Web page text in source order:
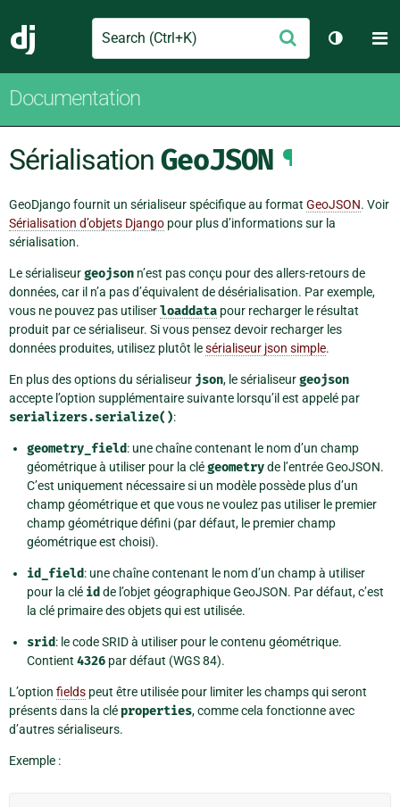
Django
Search Envoyer
Changer
Documentation
Sérialisation GeoJSON ¶
GeoDjango fournit un sérialiseur spécifique au format GeoJSON. Voir
Sérialisation d’objets Django pour plus d’informations sur la
sérialisation.
Le sérialiseurgeojson n’est pas conçu pour des allers-retours de
données, car il n’a pas d’équivalent de désérialisation. Par exemple,
vous ne pouvez pas utiliserloaddata pour recharger le résultat
produit par ce sérialiseur. Si vous pensez devoir recharger les
données produites, utilisez plutôt lesérialiseur json simple.
En plus des options du sérialiseur json, le sérialiseurgeojson
accepte l’option supplémentaire suivante lorsqu’il est appelé par
serializers.serialize():
geometry_field: une chaîne contenant le nom d’un champ
géométrique à utiliser pour la clégeometryde l’entrée GeoJSON.
C’est uniquement nécessaire si un modèle possède plus d’un
champ géométrique et que vous ne voulez pas utiliser le premier
champ géométrique défini (par défaut, le premier champ
géométrique est choisi).
id_field: une chaîne contenant le nom d’un champ à utiliser
pour la clé id de l’objet géographique GeoJSON. Par défaut, c’est
la clé primaire des objets qui est utilisée.
srid: le code SRID à utiliser pour le contenu géométrique.
Contient 4326 par défaut (WGS 84).
L’option fields peut être utilisée pour limiter les champs qui seront
présents dans la clé properties, comme cela fonctionne avec
d’autres sérialiseurs.
Exemple :